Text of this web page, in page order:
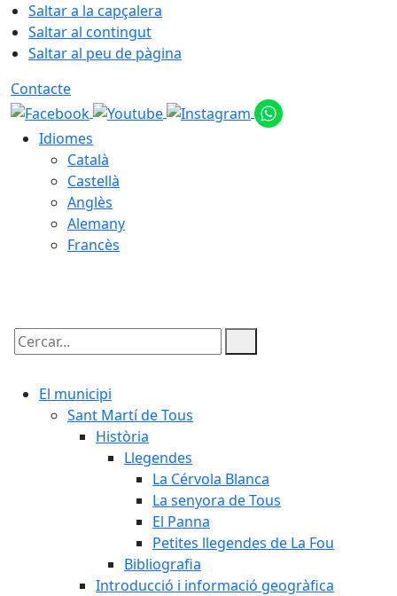
Saltar a la capçalera
Saltar al contingut
Saltar al peu de pàgina
Contacte
Idiomes
Català
Castellà
Anglès
Alemany
Francès
Cercar:
El municipi
Sant Martí de Tous
Història
Llegendes
La Cérvola Blanca
La senyora de Tous
El Panna
Petites llegendes de La Fou
Bibliografia
Introducció i informació geogràfica